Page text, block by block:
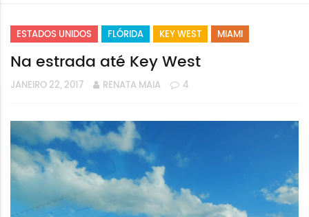
ESTADOS UNIDOS FLÓRIDA KEY WEST MIAMI
Na estrada até Key West
JANEIRO 22, 2017 RENATA MAIA 4